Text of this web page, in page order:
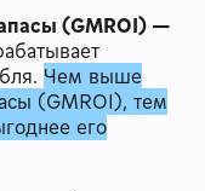
(GMROI) —
Чем выше
(GMROI), тем
его